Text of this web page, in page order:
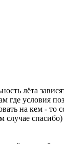
лёта
условия
на кем -
случае спасибо)